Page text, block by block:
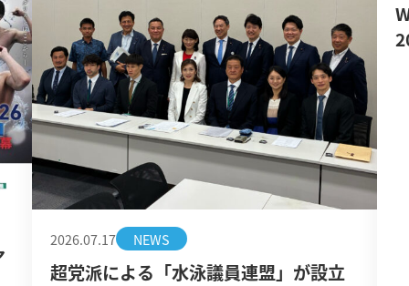
2026.07.17 NEWS
超党派による「水泳議員連盟」が設立